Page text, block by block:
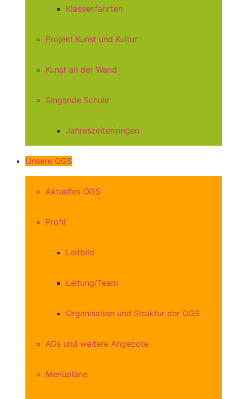
Klassenfahrten
Projekt Kunst und Kultur
Kunst an der Wand
Singende Schule
Jahreszeitensingen
Unsere OGS
Aktuelles OGS
Profil
Leitbild
Leitung/Team
Organisation und Struktur der OGS
AGs und weitere Angebote
Menüpläne